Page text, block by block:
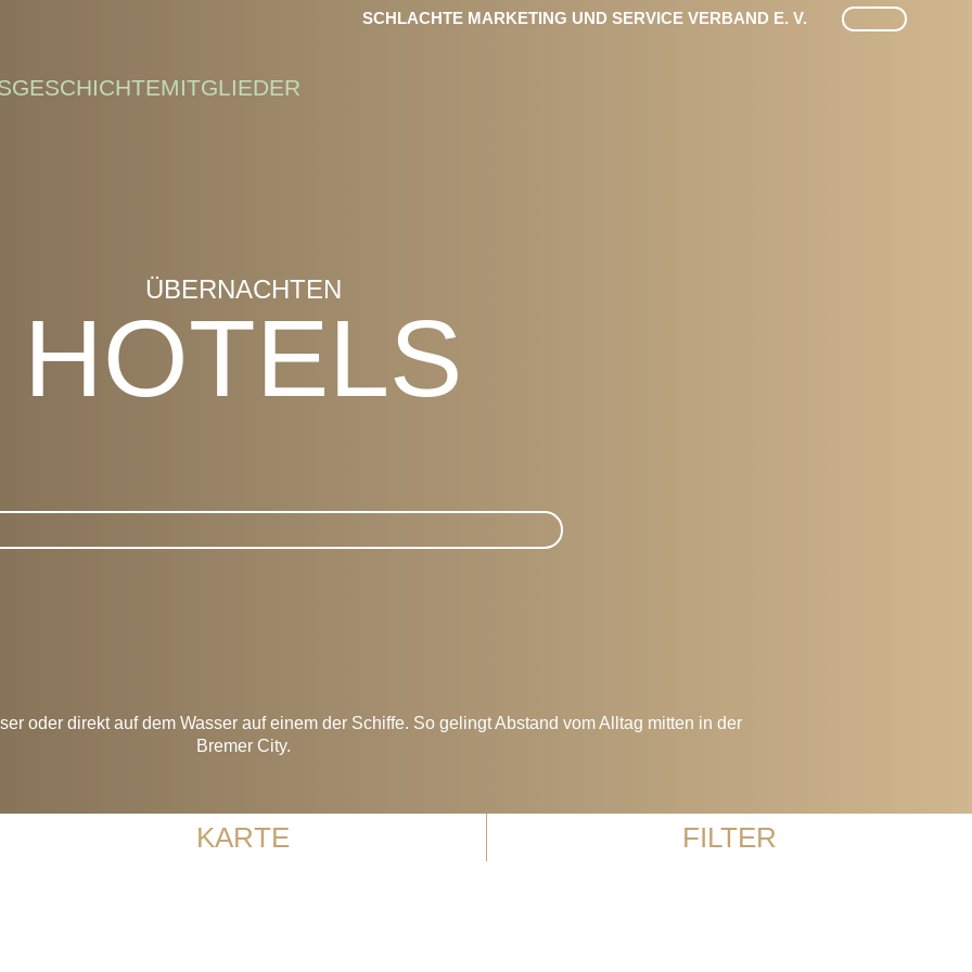
SCHLACHTE MARKETING UND SERVICE VERBAND E. V. SUCHE
ÜBERNACHTEN
HOTELS
oder direkt auf dem Wasser auf einem der Schiffe. So gelingt Abstand vom Alltag mitten in der
Bremer City.
GESCHICHTEMITGLIEDER
KARTE FILTER